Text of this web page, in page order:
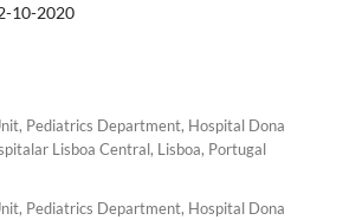
10-2020
Pediatrics Department, Hospital Dona
Lisboa Central, Lisboa, Portugal
Pediatrics Department, Hospital Dona